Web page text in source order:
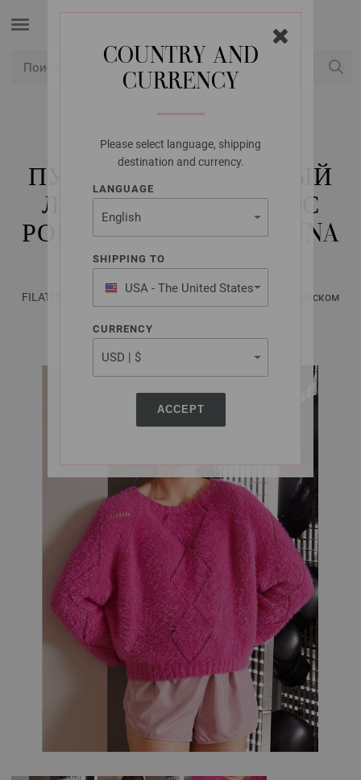
COUNTRY AND
CURRENCY
Please select language, shipping
destination and currency.
LANGUAGE
SHIPPING TO
USA - The United States
of America
CURRENCY
ACCEPT
LANA GROSSA
ПУЛОВЕР, СВЯЗАННЫЙ
ЛИЦЕВОЙ ГЛАДЬЮ С
РОМБАМИ PER FORTUNA
FILATI No. 63 - Журнал на немецком, инструкции на русском